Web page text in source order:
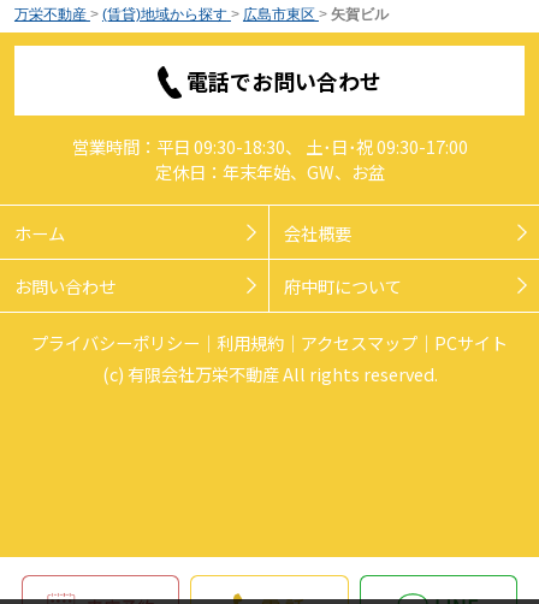
万栄不動産 > (賃貸)地域から探す > 広島市東区 > 矢賀ビル
電話でお問い合わせ
営業時間：平日 09:30-18:30、 土･日･祝 09:30-17:00
定休日：年末年始、GW、お盆
ホーム 会社概要
お問い合わせ 府中町について
プライバシーポリシー 利用規約 アクセスマップ
PCサイト
(c) 有限会社万栄不動産 All rights reserved.